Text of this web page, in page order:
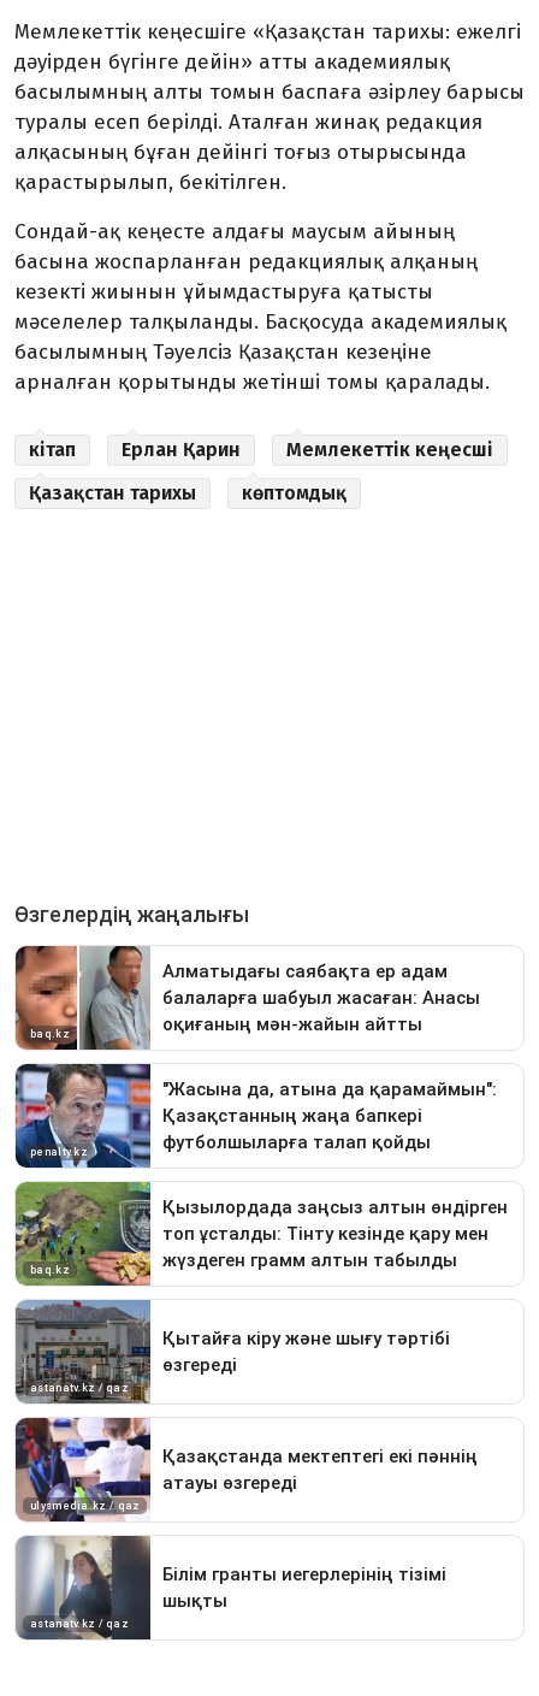
Мемлекеттік кеңесшіге «Қазақстан тарихы: ежелгі
дәуірден бүгінге дейін» атты академиялық
басылымның алты томын баспаға әзірлеу барысы
туралы есеп берілді. Аталған жинақ редакция
алқасының бұған дейінгі тоғыз отырысында
қарастырылып, бекітілген.
Сондай-ақ кеңесте алдағы маусым айының
басына жоспарланған редакциялық алқаның
кезекті жиынын ұйымдастыруға қатысты
мәселелер талқыланды. Басқосуда академиялық
басылымның Тәуелсіз Қазақстан кезеңіне
арналған қорытынды жетінші томы қаралады.
кітап Ерлан Қарин
Мемлекеттік кеңесші
Қазақстан тарихы
көптомдық